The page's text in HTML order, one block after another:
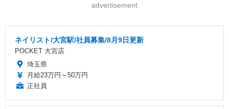
advertisement
ネイリスト/大宮駅/社員募集/8月9日更新
POCKET 大宮店
埼玉県
月給23万円～50万円
正社員